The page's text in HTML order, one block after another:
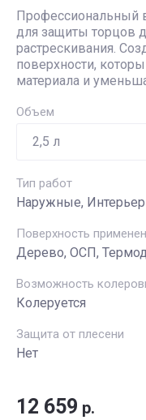
Профессиональный
для защиты торцов
растрескивания.
поверхности,
материала и
Объем
Тип работ
Наружные,
Поверхность
Дерево, OСП,
Возможность
Колеруется
Защита от плесени
Нет
12 659 р.